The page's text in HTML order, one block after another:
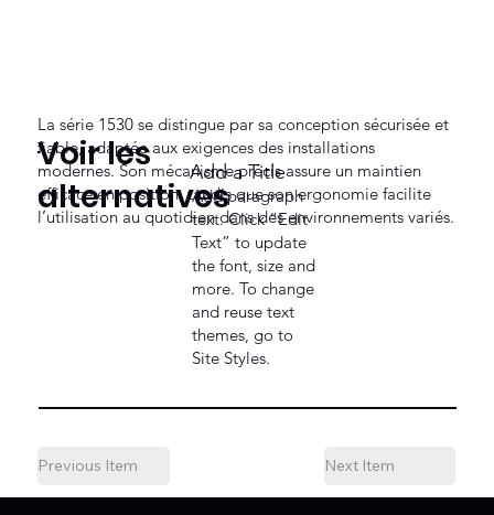
La série 1530 se distingue par sa conception sécurisée et
fiable, adaptée aux exigences des installations
modernes. Son mécanisme précis assure un maintien
efficace en position, tandis que son ergonomie facilite
l’utilisation au quotidien dans des environnements variés.
Voir les
alternativesAdd paragraph
text. Click “Edit
Text” to update
the font, size and
more. To change
and reuse text
themes, go to
Site Styles.
Add a Title
Previous Item Next Item